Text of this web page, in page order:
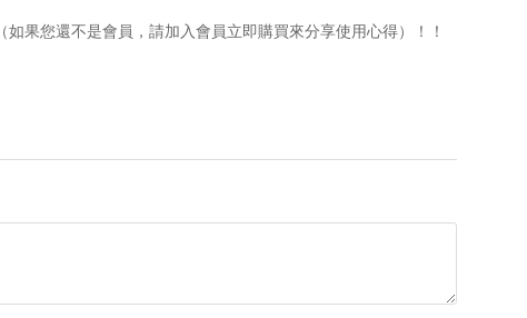
果您還不是會員，請加入會員立即購買來分享使用心得）！！